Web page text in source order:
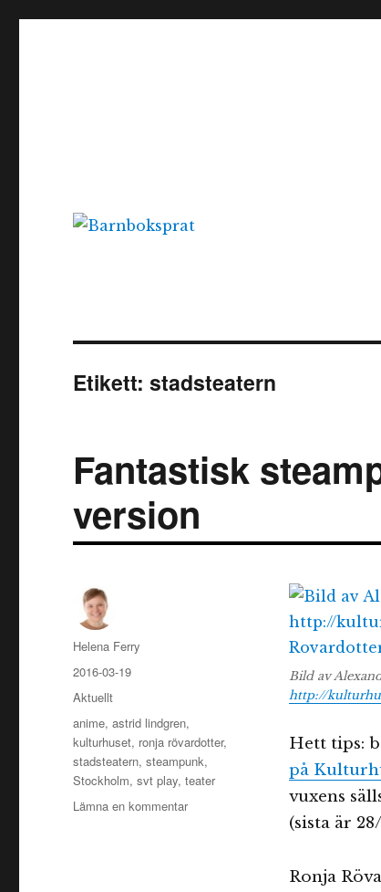
Etikett:stadsteatern
Fantastisk
version
Bild av
http://
Hett tips:
på
vuxens
(sista är
Ronja
Författare
Helena Ferry
Publicerat
den
2016-03-19
Kategorier
Aktuellt
Etiketter
anime,astrid lindgren,
kulturhuset, ronja rövardotter,
stadsteatern,steampunk,
Stockholm,svt play,teater
Lämna en kommentartill